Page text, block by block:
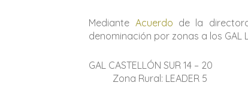
Mediante Acuerdo de la
denominación por zonas a los GAL
GAL
Zona Rural: LEADER 5